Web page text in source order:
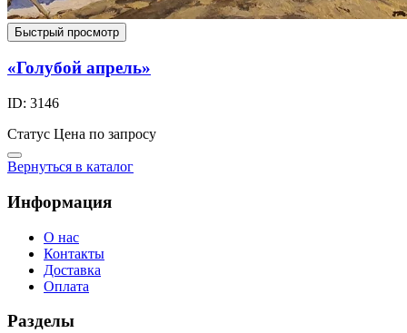
Быстрый просмотр
«Голубой апрель»
ID: 3146
Статус Цена по запросу
Вернуться в каталог
Информация
О нас
Контакты
Доставка
Оплата
Разделы